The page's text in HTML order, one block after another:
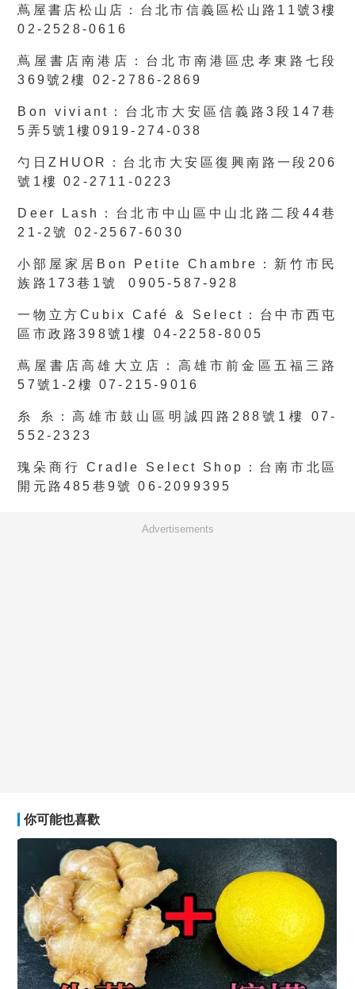
蔦屋書店松山店：台北市信義區松山路11號3樓
02-2528-0616
蔦屋書店南港店：台北市南港區忠孝東路七段
369號2樓 02-2786-2869
Bon viviant：台北市大安區信義路3段147巷
5弄5號1樓0919-274-038
勺日ZHUOR：台北市大安區復興南路一段206
號1樓 02-2711-0223
Deer Lash：台北市中山區中山北路二段44巷
21-2號 02-2567-6030
小部屋家居Bon Petite Chambre：新竹市民
族路173巷1號 0905-587-928
一物立方Cubix Café & Select：台中市西屯
區市政路398號1樓 04-2258-8005
蔦屋書店高雄大立店：高雄市前金區五福三路
57號1-2樓 07-215-9016
糸 糸：高雄市鼓山區明誠四路288號1樓 07-
552-2323
瑰朵商行 Cradle Select Shop：台南市北區
開元路485巷9號 06-2099395
Advertisements